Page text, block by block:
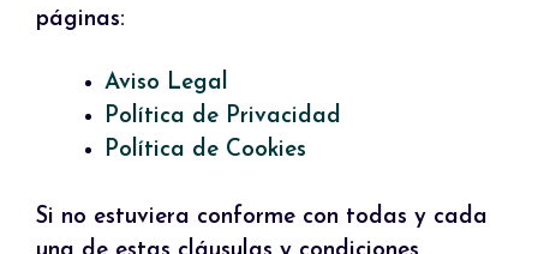
páginas:
Aviso Legal
Política de Privacidad
Política de Cookies
Si no estuviera conforme con todas y cada